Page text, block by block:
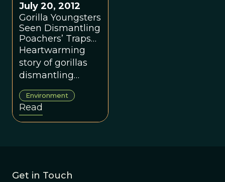
July 20, 2012
Gorilla Youngsters
Seen Dismantling
Poachers’ Traps—
A First
Heartwarming
story of gorillas
dismantling
poachers traps.
Environment
Read
Get in Touch